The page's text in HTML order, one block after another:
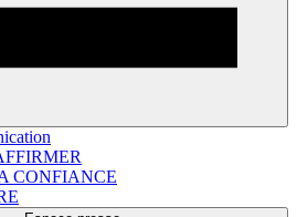
CONFIANCE